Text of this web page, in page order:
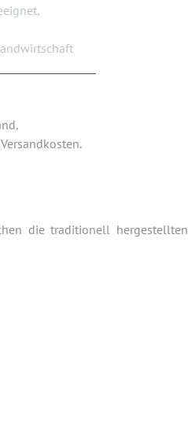
die traditionell hergestellten